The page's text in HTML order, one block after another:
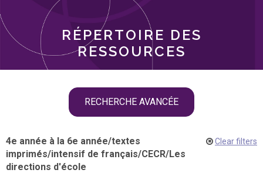
langue
RÉPERTOIRE DES
RESSOURCES
RECHERCHE AVANCÉE
4e année à la 6e année/textes
imprimés/intensif de français/CECR/Les
directions d'école
Clear filters